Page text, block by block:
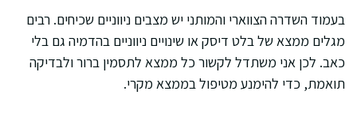
בעמוד השדרה הצווארי והמותני יש מצבים ניווניים שכיחים. רבים
מגלים ממצא של בלט דיסק או שינויים ניווניים בהדמיה גם בלי
כאב. לכן אני משתדל לקשור כל ממצא לתסמין ברור ולבדיקה
תואמת, כדי להימנע מטיפול בממצא מקרי.